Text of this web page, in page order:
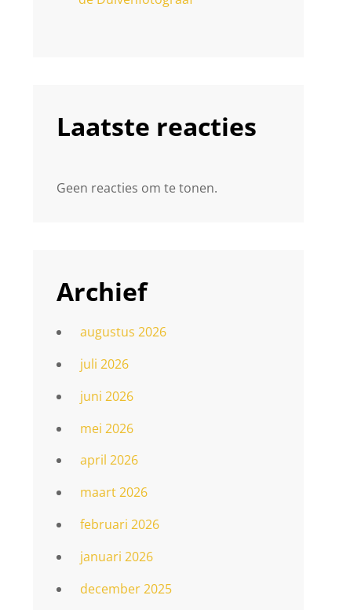
Laatste reacties
Geen reacties om te tonen.
Archief
augustus 2026
juli 2026
juni 2026
mei 2026
april 2026
maart 2026
februari 2026
januari 2026
december 2025